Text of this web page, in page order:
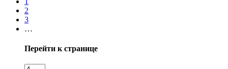
2
3
…
Перейти к странице